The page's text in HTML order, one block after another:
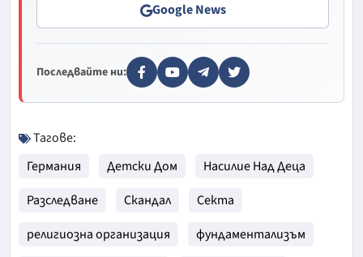
Google News
Последвайте ни:
Тагове:
Германия
Детски Дом
Насилие Над Деца
Разследване
Скандал
Секта
религиозна организация
фундаментализъм